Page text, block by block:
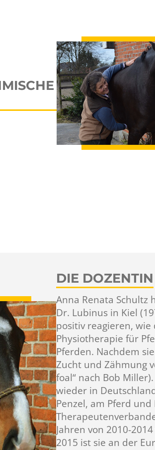
DIE DOZENTIN
Anna Renata
Dr. Lubinus in Kiel
positiv reagieren,
Physiotherapie für
Pferden. Nachdem
Zucht und Zähmung
foal“ nach Bob
wieder in
Penzel, am Pferd
Jahren von 2010-
2015 ist sie an der